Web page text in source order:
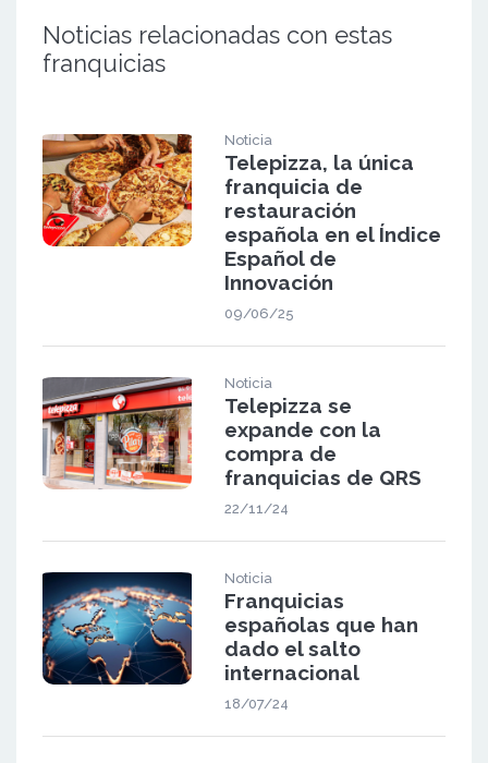
Noticias relacionadas con estas
franquicias
Noticia
Telepizza, la única
franquicia de
restauración
española en el Índice
Español de
Innovación
09/06/25
Noticia
Telepizza se
expande con la
compra de
franquicias de QRS
22/11/24
Noticia
Franquicias
españolas que han
dado el salto
internacional
18/07/24